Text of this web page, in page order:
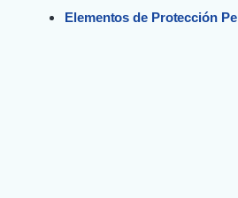
Elementos de Protección